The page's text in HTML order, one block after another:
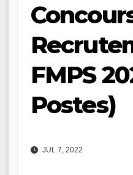
FMPS
Postes)
JUL 7, 2022